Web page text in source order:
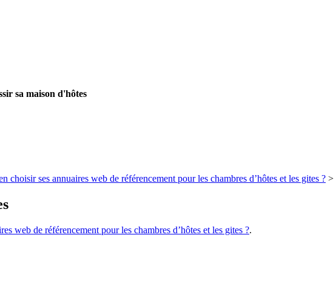
sa maison d'hôtes
choisir ses annuaires web de référencement pour les chambres d’hôtes et les gites ? >
web de référencement pour les chambres d’hôtes et les gites ?.